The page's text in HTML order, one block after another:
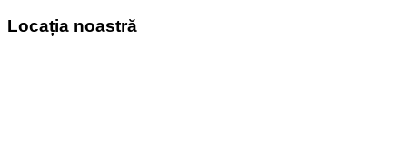
Locația noastră